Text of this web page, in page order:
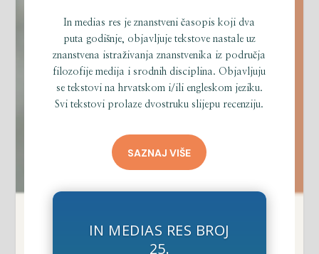
In medias res je znanstveni časopis koji dva
puta godišnje, objavljuje tekstove nastale uz
znanstvena istraživanja znanstvenika iz područja
filozofije medija i srodnih disciplina. Objavljuju
se tekstovi na hrvatskom i/ili engleskom jeziku.
Svi tekstovi prolaze dvostruku slijepu recenziju.
SAZNAJ VIŠE
IN MEDIAS RES BROJ
25.